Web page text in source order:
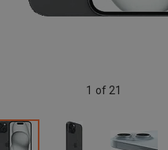
1 of 21